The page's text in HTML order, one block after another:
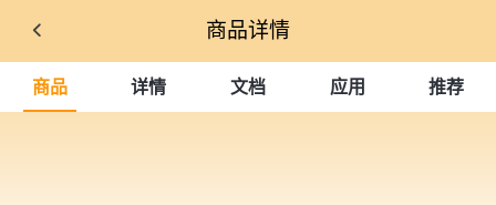
商品详情
商品 详情 文档 应用 推荐